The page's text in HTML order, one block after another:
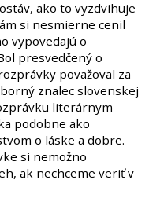
ako to vyzdvihuje
si nesmierne cenil
vypovedajú o
presvedčený o
považoval za
znalec slovenskej
literárnym
podobne ako
o láske a dobre.
si nemožno
ak nechceme veriť v